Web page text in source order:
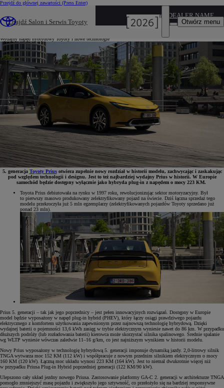
Przejdź do głównej zawartości (Press Enter)
Znajdź Salon i Serwis Toyoty
DEALER NAME
Otwórz menu
Toyota Prius Plug-in Hybrid 5. generacji
Wydajny napęd hybrydowy Toyoty i nowe technologie
5. generacja Toyoty Priusotwiera zupełnie nowy rozdział w historii modelu, zachwycając i zaskakując
pod względem technologii i designu. Jest to też najbardziej wydajny Prius w historii. W Europie
samochód będzie dostępny wyłącznie jako hybryda plug-in z napędem o mocy 223 KM.
Toyota Prius debiutowała na rynku w 1997 roku, rewolucjonizując sektor motoryzacyjny. Był
to pierwszy masowo produkowany zelektryfikowany pojazd na świecie. Dziś łączna sprzedaż tego
modelu przekroczyła już 5 mln egzemplarzy (zelektryfikowanych pojazdów Toyoty sprzedano już
ponad 23 mln).
Prius 5. generacji – tak jak jego poprzednicy – jest pełen innowacyjnych rozwiązań. Dostępny w Europie
model będzie wyposażony w napęd plug-in hybrid (PHEV), który łączy osiągi prawdziwego pojazdu
elektrycznego z komfortem użytkowania zapewnionym przez najnowszą technologię hybrydową. Dzięki
wydajnej baterii o pojemności 13,6 kWh zasięg w trybie elektrycznym wyniesie nawet do 86 km. W przypadku
dłuższych podróży (lub rozładowania baterii) kierowca może skorzystać silnika spalinowego. Średnie spalanie
wg WLTP wyniesie wówczas zaledwie 11–16 g/km, co jest najniższym wynikiem w historii modelu.
Nowy Prius wyposażony w technologię hybrydową 5. generacji imponuje dynamiką jazdy. 2,0-litrowy silnik
TNGA wytwarza moc 152 KM (112 kW) i współpracuje z nowym przednim silnikiem elektrycznym o mocy
160 KM (120 kW). Łączną moc układu wynosi 223 KM (164 kW). Jest to niemal dwukrotnie więcej niż
w przypadku Priusa Plug-in Hybrid poprzedniej generacji (122 KM/90 kW).
Ulepszono cały układ jezdny nowego Priusa. Zastosowanie platformy GA-C 2. generacji w architekturze TNGA
pomogło zmniejszyć masę pojazdu i zwiększyło jego sztywność, co przełożyło się na bardziej responsywne